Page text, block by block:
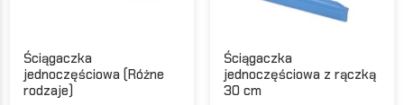
Ściągaczka
jednoczęściowa (Różne
rodzaje)
Ściągaczka
jednoczęściowa z rączką
30 cm